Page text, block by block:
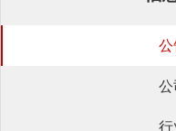
公
行